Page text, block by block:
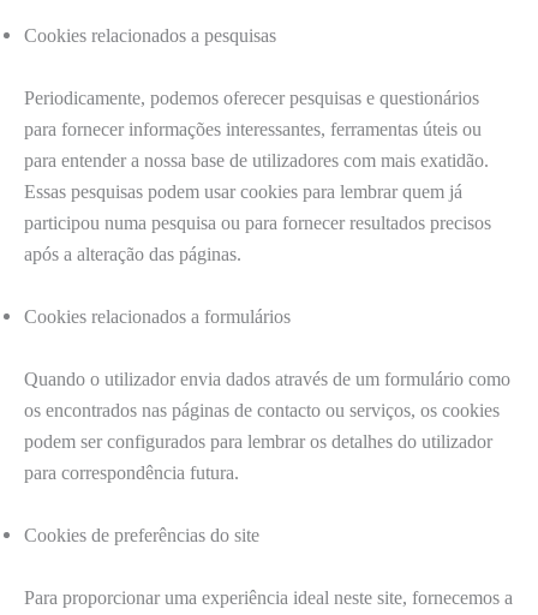
Cookies relacionados a pesquisas
Periodicamente, podemos oferecer pesquisas e questionários
para fornecer informações interessantes, ferramentas úteis ou
para entender a nossa base de utilizadores com mais exatidão.
Essas pesquisas podem usar cookies para lembrar quem já
participou numa pesquisa ou para fornecer resultados precisos
após a alteração das páginas.
Cookies relacionados a formulários
Quando o utilizador envia dados através de um formulário como
os encontrados nas páginas de contacto ou serviços, os cookies
podem ser configurados para lembrar os detalhes do utilizador
para correspondência futura.
Cookies de preferências do site
Para proporcionar uma experiência ideal neste site, fornecemos a